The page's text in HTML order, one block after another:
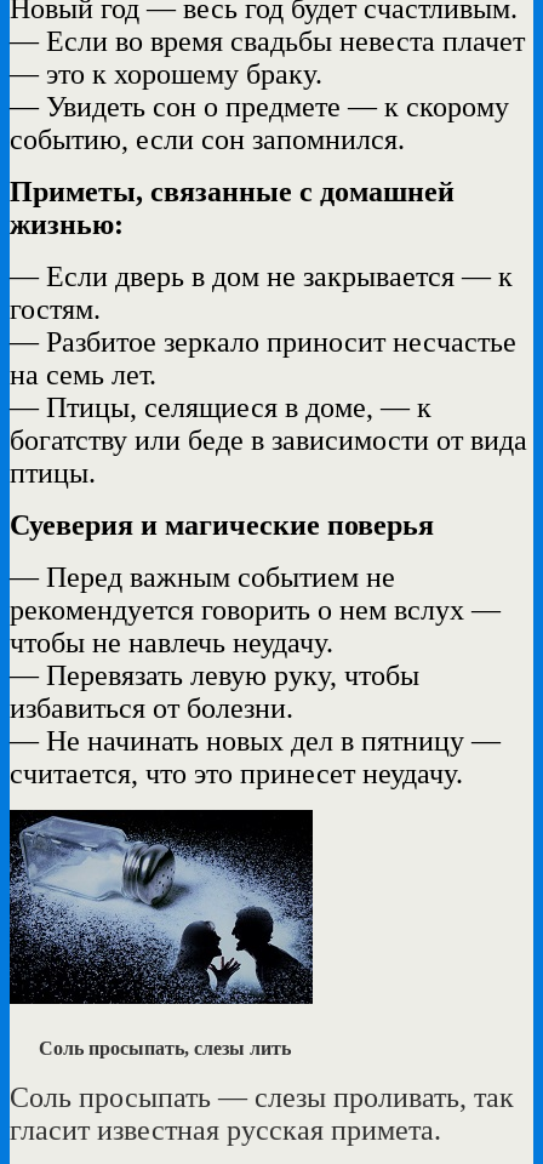
Новый год — весь год будет счастливым.
— Если во время свадьбы невеста плачет
— это к хорошему браку.
— Увидеть сон о предмете — к скорому
событию, если сон запомнился.
Приметы, связанные с домашней
жизнью:
— Если дверь в дом не закрывается — к
гостям.
— Разбитое зеркало приносит несчастье
на семь лет.
— Птицы, селящиеся в доме, — к
богатству или беде в зависимости от вида
птицы.
Суеверия и магические поверья
— Перед важным событием не
рекомендуется говорить о нем вслух —
чтобы не навлечь неудачу.
— Перевязать левую руку, чтобы
избавиться от болезни.
— Не начинать новых дел в пятницу —
считается, что это принесет неудачу.
Соль просыпать, слезы лить
Соль просыпать — слезы проливать, так
гласит известная русская примета.